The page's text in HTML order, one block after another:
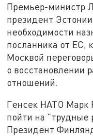
Премьер-министр
президент
необходимости
посланника от ЕС,
Москвой
о восстановлении
отношений.
Генсек НАТО Марк
пойти на
Президент